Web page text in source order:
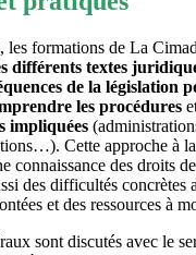
les formations de La
différents textes
de la législation
les procédures
impliquées
Cette approche à
connaissance des droits
des difficultés concrètes
et des ressources à
sont discutés avec le